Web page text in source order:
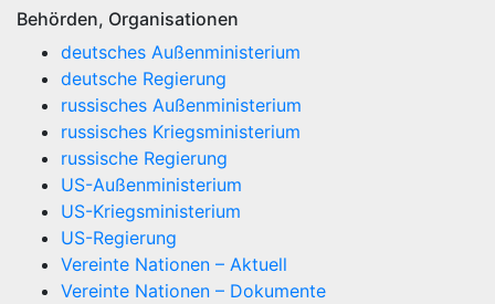
Behörden, Organisationen
deutsches Außenministerium
deutsche Regierung
russisches Außenministerium
russisches Kriegsministerium
russische Regierung
US-Außenministerium
US-Kriegsministerium
US-Regierung
Vereinte Nationen – Aktuell
Vereinte Nationen – Dokumente